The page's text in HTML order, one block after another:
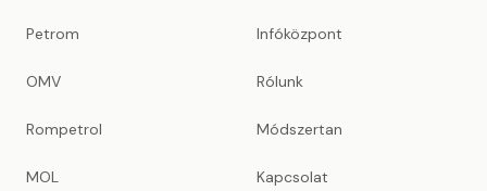
Petrom
OMV
Rompetrol
MOL
Infóközpont
Rólunk
Módszertan
Kapcsolat